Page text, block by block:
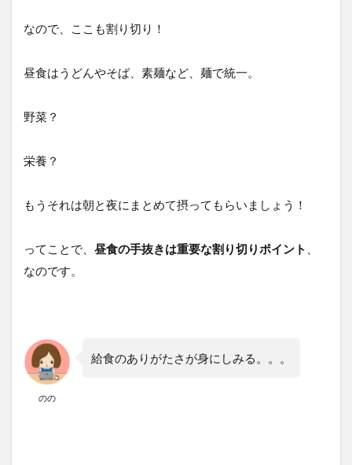
なので、ここも割り切り！
昼食はうどんやそば、素麺など、麺で統一。
野菜？
栄養？
もうそれは朝と夜にまとめて摂ってもらいましょう！
ってことで、 昼食の手抜きは重要な割り切りポイント
なのです。
のの
給食のありがたさが身にしみる。。。